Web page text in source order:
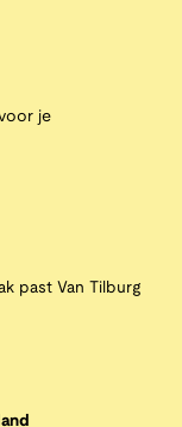
je
past Van Tilburg